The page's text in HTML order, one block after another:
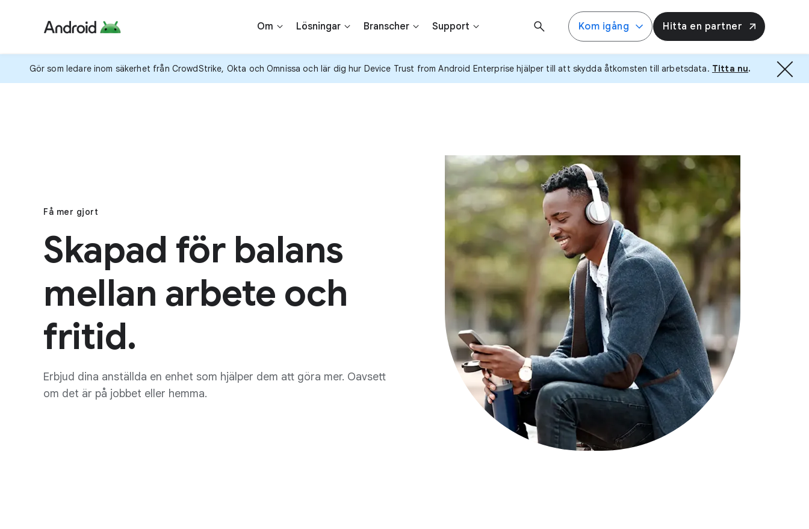
Om Lösningar Branscher Support Kom igång Hitta en partner
Gör som ledare inom säkerhet från CrowdStrike, Okta och Omnissa och lär dig hur Device Trust from Android Enterprise hjälper till att skydda åtkomsten till arbetsdata. Titta nu.
Få mer gjort
Skapad för balans
mellan arbete och
fritid.
Erbjud dina anställda en enhet som hjälper dem att göra mer. Oavsett
om det är på jobbet eller hemma.